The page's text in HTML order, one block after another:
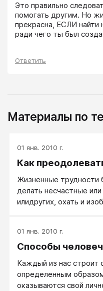
Это правильно
помогать другим. Но
прекрасна, ЕСЛИ
ради чего ты был
Ответить
Материалы по
01 янв. 2010 г.
Как
Жизненные трудности
делать несчастные
илидругих, охать и
кто может помочь),
решения) и начать
направлении.
01 янв. 2010 г.
Способы
Каждый из нас строит
определенным
оказываются свой